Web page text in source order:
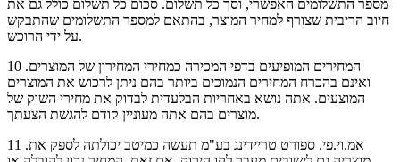
מספר התשלומים האפשרי, וסך כל תשלום. סכום כל תשלום כולל גם את
חיוב הריבית שצורף למחיר המוצר, בהתאם למספר התשלומים שהתבקש
על ידי הרוכש.
10 .המחירים המופיעים בדפי המכירה כמחירי המחירון של המוצרים
ואינם בהכרח המחירים הנמוכים ביותר בהם ניתן לרכוש את המוצרים
המוצעים. אתה נושא באחריות הבלעדית לבדוק את מחירי השוק של
מוצרים בהם אתה מעוניין קודם להגשת הצעתך.
11 .אמ.וי.פי. ספורט טריידינג בע"מ תעשה כמיטב יכולתה לספק את